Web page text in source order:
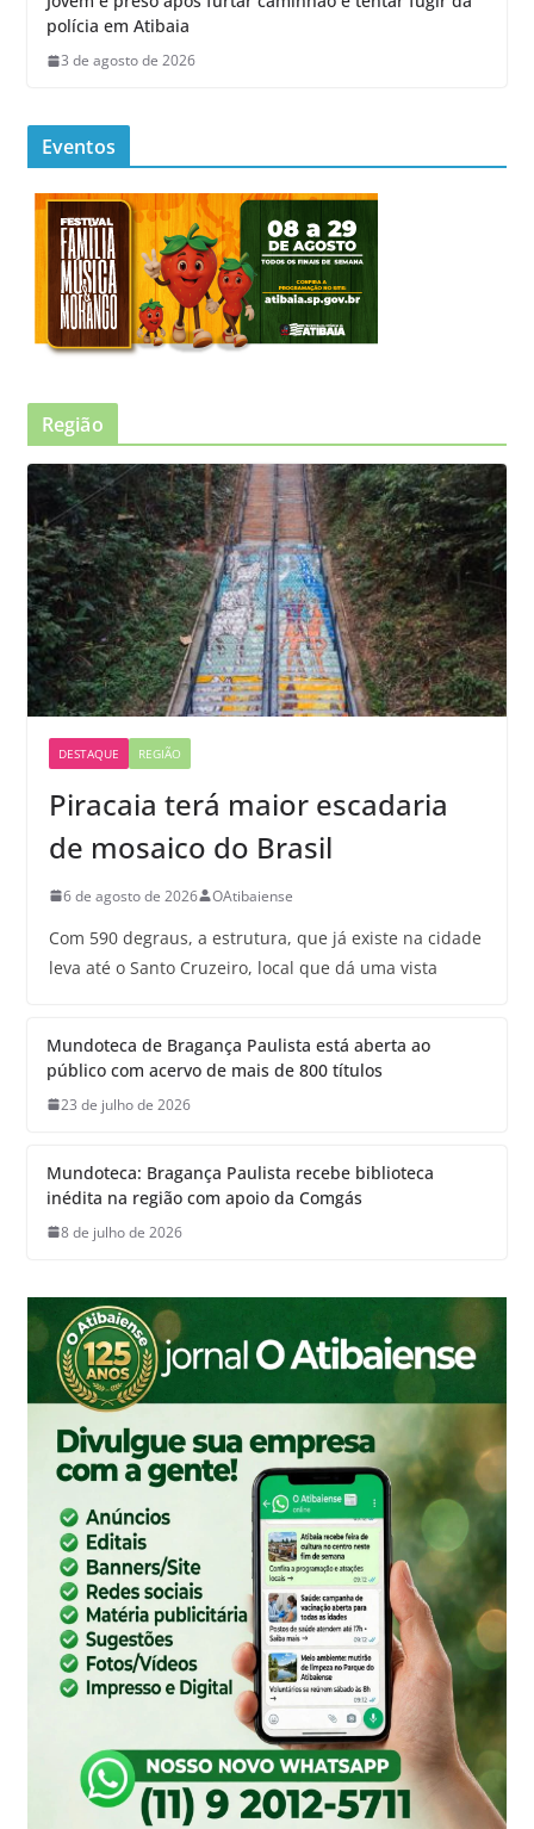
polícia em Atibaia
3 de agosto de 2026
Eventos
Região
DESTAQUE REGIÃO
Piracaia terá maior escadaria
de mosaico do Brasil
6 de agosto de 2026 OAtibaiense
Com 590 degraus, a estrutura, que já existe na cidade
leva até o Santo Cruzeiro, local que dá uma vista
Mundoteca de Bragança Paulista está aberta ao
público com acervo de mais de 800 títulos
23 de julho de 2026
Mundoteca: Bragança Paulista recebe biblioteca
inédita na região com apoio da Comgás
8 de julho de 2026